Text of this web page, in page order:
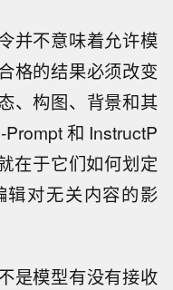
并不意味着允许模
格的结果必须改变
、构图、背景和其
和 InstructP
在于它们如何划定
对无关内容的影
是模型有没有接收